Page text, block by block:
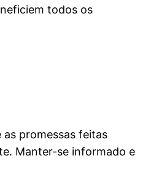
todos os
promessas feitas
Manter-se informado e